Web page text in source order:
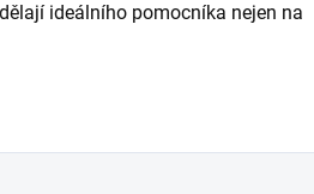
ideálního pomocníka nejen na